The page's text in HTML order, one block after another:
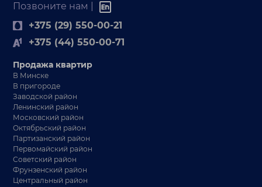
Позвоните нам |
+375 (29) 550-00-21
+375 (44) 550-00-71
Продажа квартир
В Минске
В пригороде
Заводской район
Ленинский район
Московский район
Октябрьский район
Партизанский район
Первомайский район
Советский район
Фрунзенский район
Центральный район